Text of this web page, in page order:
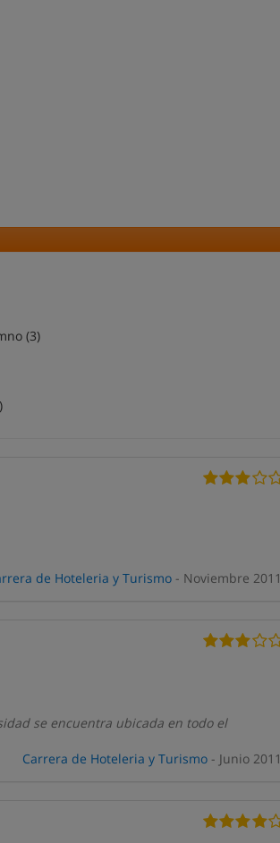
(3)
de Hoteleria y Turismo- Noviembre 2011
se encuentra ubicada en todo el
Carrera de Hoteleria y Turismo- Junio 2011